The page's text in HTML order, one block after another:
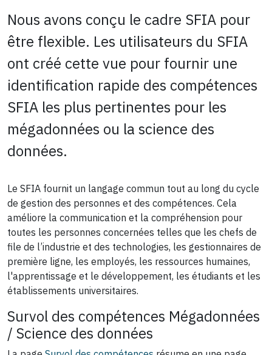
Nous avons conçu le cadre SFIA pour
être flexible. Les utilisateurs du SFIA
ont créé cette vue pour fournir une
identification rapide des compétences
SFIA les plus pertinentes pour les
mégadonnées ou la science des
données.
Le SFIA fournit un langage commun tout au long du cycle
de gestion des personnes et des compétences. Cela
améliore la communication et la compréhension pour
toutes les personnes concernées telles que les chefs de
file de l’industrie et des technologies, les gestionnaires de
première ligne, les employés, les ressources humaines,
l'apprentissage et le développement, les étudiants et les
établissements universitaires.
Survol des compétences Mégadonnées
/ Science des données